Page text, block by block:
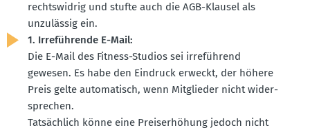
rechts­widrig und stufte auch die AGB-Klausel als
unzulässig ein.
1. Irrefüh­rende E-Mail:
Die E-Mail des Fitness-Studios sei irreführend
gewesen. Es habe den Eindruck erweckt, der höhere
Preis gelte automa­tisch, wenn Mitglieder nicht wider­
sprechen.
Tatsächlich könne eine Preis­er­höhung jedoch nicht